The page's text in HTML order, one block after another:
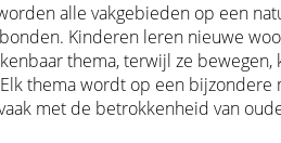
alle vakgebieden op een
Kinderen leren nieuwe
thema, terwijl ze bewegen,
thema wordt op een bijzondere
met de betrokkenheid van